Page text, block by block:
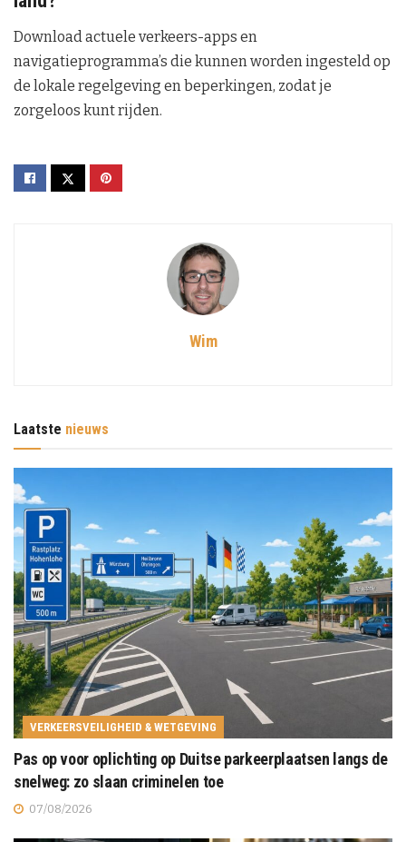
Download actuele verkeers-apps en
navigatieprogramma’s die kunnen worden ingesteld op
de lokale regelgeving en beperkingen, zodat je
zorgeloos kunt rijden.
Wim
Laatste nieuws
VERKEERSVEILIGHEID & WETGEVING
Pas op voor oplichting op Duitse parkeerplaatsen langs de
snelweg: zo slaan criminelen toe
07/08/2026